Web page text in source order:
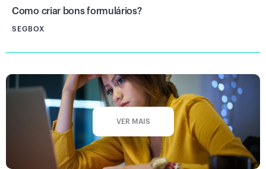
Como criar bons formulários?
SEGBOX
VER MAIS